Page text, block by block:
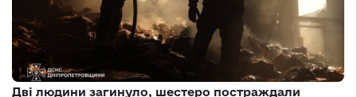
Дві людини загинуло, шестеро постраждали